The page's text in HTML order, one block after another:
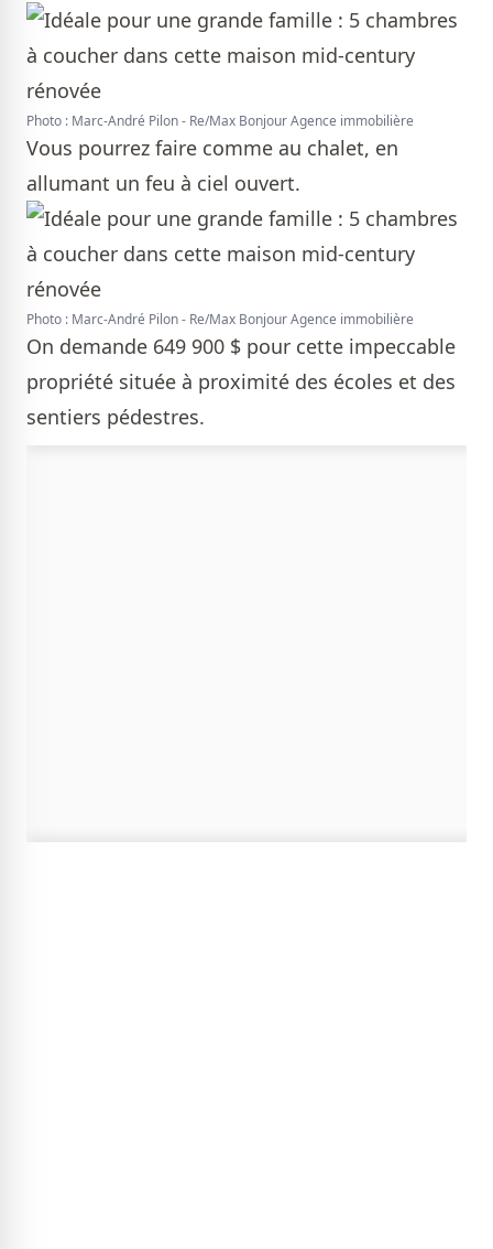
Photo : Marc-André Pilon - Re/Max Bonjour Agence immobilière
Vous pourrez faire comme au chalet, en
allumant un feu à ciel ouvert.
Photo : Marc-André Pilon - Re/Max Bonjour Agence immobilière
On demande 649 900 $ pour cette impeccable
propriété située à proximité des écoles et des
sentiers pédestres.